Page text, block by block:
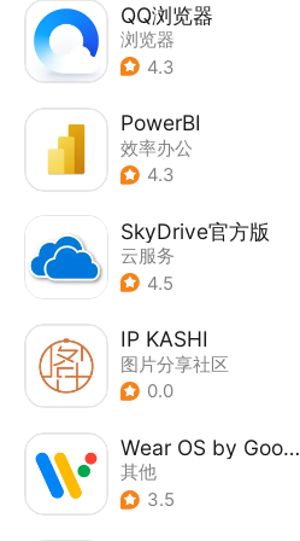
QQ浏览器
浏览器
4.3
PowerBI
效率办公
4.3
SkyDrive官方版
云服务
4.5
IP KASHI
图片分享社区
0.0
Wear OS by Google
其他
3.5